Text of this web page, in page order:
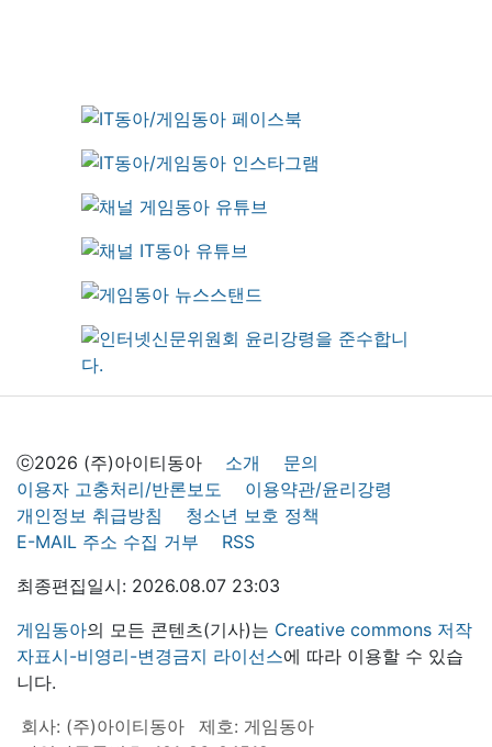
ⓒ2026 (주)아이티동아 소개
문의
이용자 고충처리/반론보도
이용약관/윤리강령
개인정보 취급방침
청소년 보호 정책
E-MAIL 주소 수집 거부
RSS
최종편집일시: 2026.08.07 23:03
게임동아의 모든 콘텐츠(기사)는 Creative commons 저작
자표시-비영리-변경금지 라이선스에 따라 이용할 수 있습
니다.
회사: (주)아이티동아
제호: 게임동아